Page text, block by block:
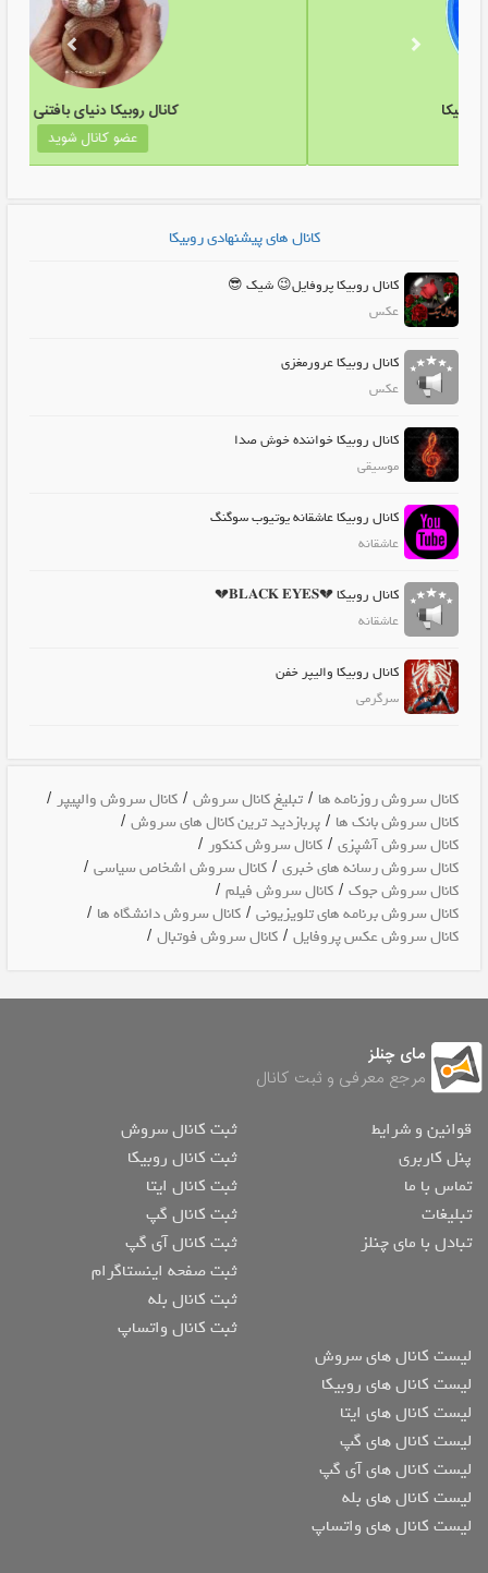
کانال کانال روبیکا لینکدونی روبیکا
کانال های پیشنهادی روبیکا
کانال روبیکا پروفایل😉 شیک 😎
عکس
کانال روبیکا عرورمغزی
عکس
کانال روبیکا خواننده خوش صدا
موسیقی
کانال روبیکا عاشقانه یوتیوب سوگنگ
عاشقانه
کانال روبیکا 💔𝐁𝐋𝐀𝐂𝐊 𝐄𝐘𝐄𝐒💔
عاشقانه
کانال روبیکا والیپر خفن
سرگرمی
کانال سروش روزنامه ها /تبلیغ کانال سروش /کانال سروش والپیپر /
کانال سروش بانک ها /پربازدید ترین کانال های سروش /
کانال سروش آشپزی /کانال سروش کنکور /
کانال سروش رسانه های خبری /کانال سروش اشخاص سیاسی /
کانال سروش جوک /کانال سروش فیلم /
کانال سروش برنامه های تلویزیونی /کانال سروش دانشگاه ها /
کانال سروش عکس پروفایل /کانال سروش فوتبال /
مای چنلز
مرجع معرفی و ثبت کانال
قوانین و شرایط
پنل کاربری
تماس با ما
تبلیغات
تبادل با مای چنلز
ثبت کانال سروش
ثبت کانال روبیکا
ثبت کانال ایتا
ثبت کانال گپ
ثبت کانال آی گپ
ثبت صفحه اینستاگرام
ثبت کانال بله
ثبت کانال واتساپ
لیست کانال های سروش
لیست کانال های روبیکا
لیست کانال های ایتا
لیست کانال های گپ
لیست کانال های آی گپ
لیست کانال های بله
لیست کانال های واتساپ